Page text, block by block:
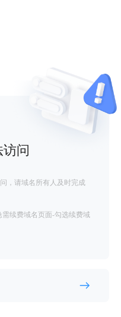
问
，请域名所有人及时完成
续费域名页面-勾选续费域